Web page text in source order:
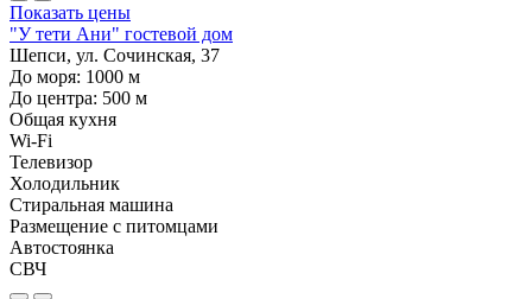
Показать цены
"У тети Ани" гостевой дом
Шепси, ул. Сочинская, 37
До моря: 1000 м
До центра: 500 м
Общая кухня
Wi-Fi
Телевизор
Холодильник
Стиральная машина
Размещение с питомцами
Автостоянка
СВЧ